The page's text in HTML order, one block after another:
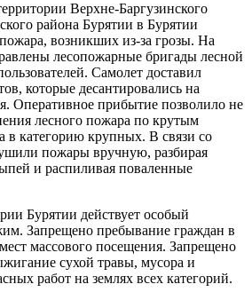
Верхне-Баргузинского
района Бурятии в Бурятии
возникших из-за грозы. На
лесопожарные бригады лесной
Самолет доставил
которые десантировались на
Оперативное прибытие позволило не
лесного пожара по крутым
в категорию крупных. В связи со
пожары вручную, разбирая
и распиливая поваленные
Бурятии действует особый
Запрещено пребывание граждан в
массового посещения. Запрещено
сухой травы, мусора и
работ на землях всех категорий.